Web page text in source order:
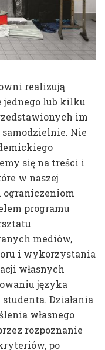
realizują
lub kilku
im
Nie
się na treści i
w naszej
ograniczeniom
programu
mediów,
i wykorzystania
własnych
języka
Działania
własnego
rozpoznanie
po